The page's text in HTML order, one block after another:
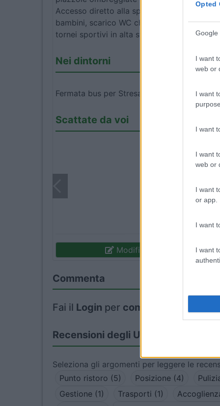
Opted
Google
I want
web or
I want
I want
I want
web or
I want
or app.
I want
I want
Accesso diretto alla spiaggia privata e
bambini, scarico WC chimico, docce calde
tornei sportivi in alta stagione, postazione
Nei dintorni
Fermata bus per Stresa o Arona a 100 metri.
Scattate da voi
Modifica informazioni
Commenta
Fai il Login per commentare
Recensioni degli Utenti
Seleziona gli argomenti per leggere le
Punto ristoro (5)
Posizione (4)
Gestione (1)
Trasporti (1)